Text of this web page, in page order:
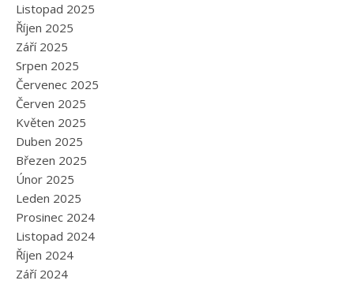
Listopad 2025
Říjen 2025
Září 2025
Srpen 2025
Červenec 2025
Červen 2025
Květen 2025
Duben 2025
Březen 2025
Únor 2025
Leden 2025
Prosinec 2024
Listopad 2024
Říjen 2024
Září 2024